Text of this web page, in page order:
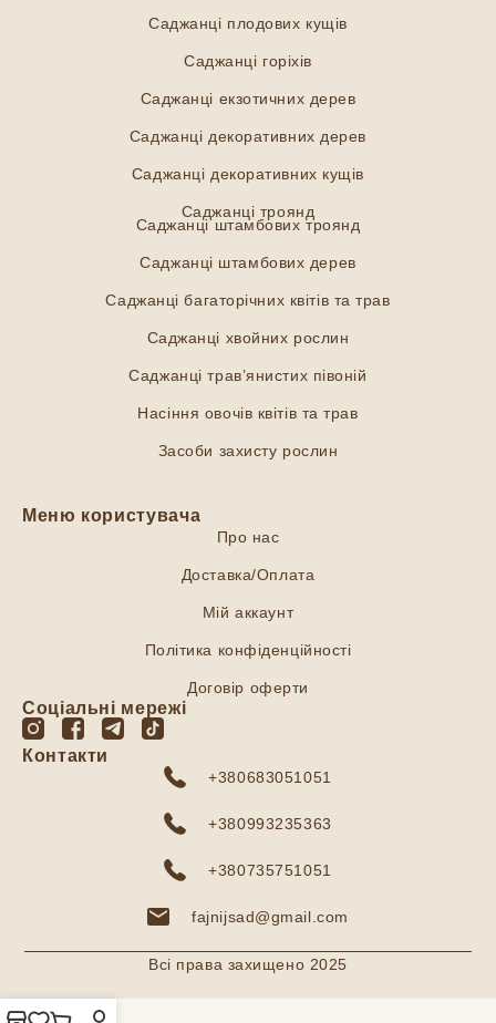
Саджанці плодових кущів
Саджанці горіхів
Саджанці екзотичних дерев
Саджанці декоративних дерев
Саджанці декоративних кущів
Саджанці троянд
Саджанці штамбових троянд
Саджанці штамбових дерев
Саджанці багаторічних квітів та трав
Саджанці хвойних рослин
Саджанці трав’янистих півоній
Насіння овочів квітів та трав
Засоби захисту рослин
Меню користувача
Про нас
Доставка/Оплата
Мій аккаунт
Політика конфіденційності
Договір оферти
Соціальні мережі
Контакти
+380683051051
+380993235363
+380735751051
fajnijsad@gmail.com
Всі права захищено 2025